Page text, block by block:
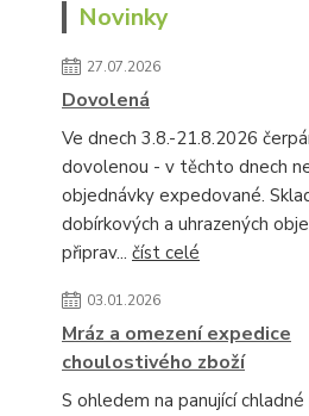
Novinky
27.07.2026
Dovolená
Ve dnech 3.8.-21.8.2026
dovolenou - v těchto dnech
objednávky expedované.
dobírkových a uhrazených
připrav... číst celé
03.01.2026
Mráz a omezení expedice
choulostivého zboží
S ohledem na panující chladné